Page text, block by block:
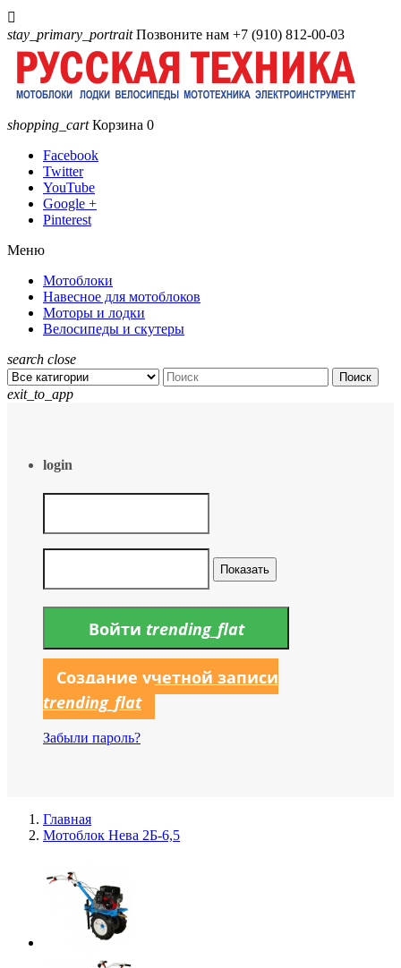

stay_primary_portraitПозвоните нам +7 (910) 812-00-03
shopping_cart Корзина 0
Facebook
Twitter
YouTube
Google +
Pinterest
Меню
Мотоблоки
Навесное для мотоблоков
Моторы и лодки
Велосипеды и скутеры
search close
Поиск
exit_to_app
login
Показать
Войти trending_flat
Создание учетной записи
trending_flat
Забыли пароль?
Главная
Мотоблок Нева 2Б-6,5